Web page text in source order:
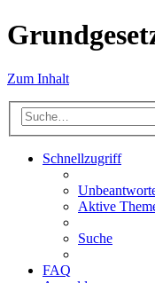
Zum Inhalt
Schnellzugriff
Aktive
Suche
FAQ